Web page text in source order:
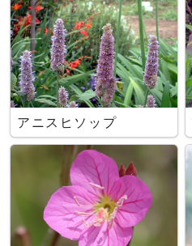
アニスヒソップ